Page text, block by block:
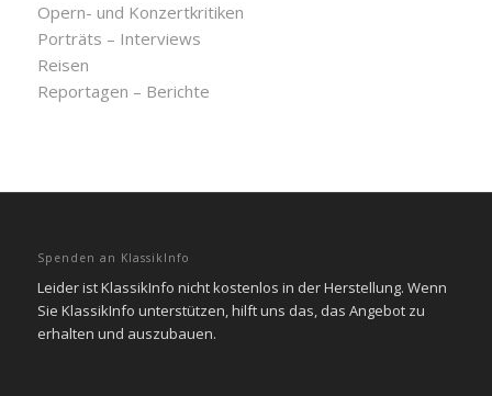
Opern- und Konzertkritiken
Porträts – Interviews
Reisen
Reportagen – Berichte
Spenden an KlassikInfo
Leider ist KlassikInfo nicht kostenlos in der Herstellung. Wenn
Sie KlassikInfo unterstützen, hilft uns das, das Angebot zu
erhalten und auszubauen.